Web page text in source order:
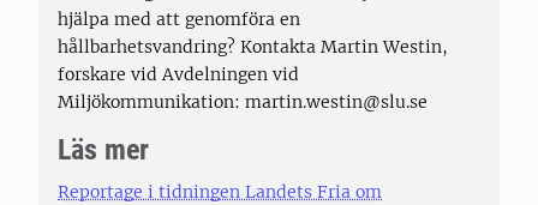
hjälpa med att genomföra en
hållbarhetsvandring? Kontakta Martin Westin,
forskare vid Avdelningen vid
Miljökommunikation: martin.westin@slu.se
Läs mer
Reportage i tidningen Landets Fria om